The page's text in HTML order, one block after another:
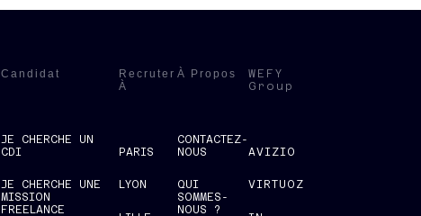
Candidat
JE CHERCHE UN
CDI
JE CHERCHE UNE
MISSION
FREELANCE
Recruter
À
PARIS
LYON
À Propos
CONTACTEZ-
NOUS
QUI
SOMMES-
NOUS ?
WEFY
Group
AVIZIO
VIRTUOZ